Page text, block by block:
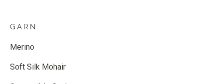
GARN
Merino
Soft Silk Mohair